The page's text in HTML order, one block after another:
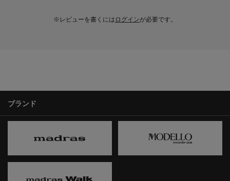
※レビューを書くには ログインが必要です。
ブランド